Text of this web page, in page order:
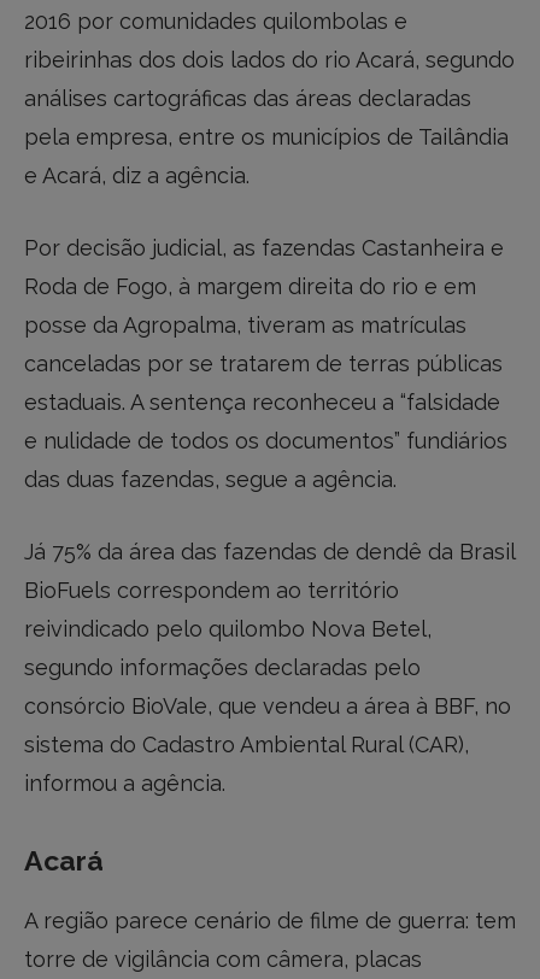
2016 por comunidades quilombolas e
ribeirinhas dos dois lados do rio Acará, segundo
análises cartográficas das áreas declaradas
pela empresa, entre os municípios de Tailândia
e Acará, diz a agência.
Por decisão judicial, as fazendas Castanheira e
Roda de Fogo, à margem direita do rio e em
posse da Agropalma, tiveram as matrículas
canceladas por se tratarem de terras públicas
estaduais. A sentença reconheceu a “falsidade
e nulidade de todos os documentos” fundiários
das duas fazendas, segue a agência.
Já 75% da área das fazendas de dendê da Brasil
BioFuels correspondem ao território
reivindicado pelo quilombo Nova Betel,
segundo informações declaradas pelo
consórcio BioVale, que vendeu a área à BBF, no
sistema do Cadastro Ambiental Rural (CAR),
informou a agência.
Acará
A região parece cenário de filme de guerra: tem
torre de vigilância com câmera, placas